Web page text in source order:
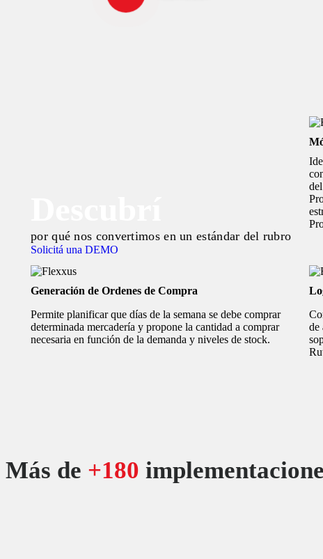
por qué nos convertimos en un estándar del rubro
Solicitá una DEMO
Generación de Ordenes de Compra
Permite planificar que días de la semana se debe comprar
determinada mercadería y propone la cantidad a comprar
necesaria en función de la demanda y niveles de stock.
de
Más de +180